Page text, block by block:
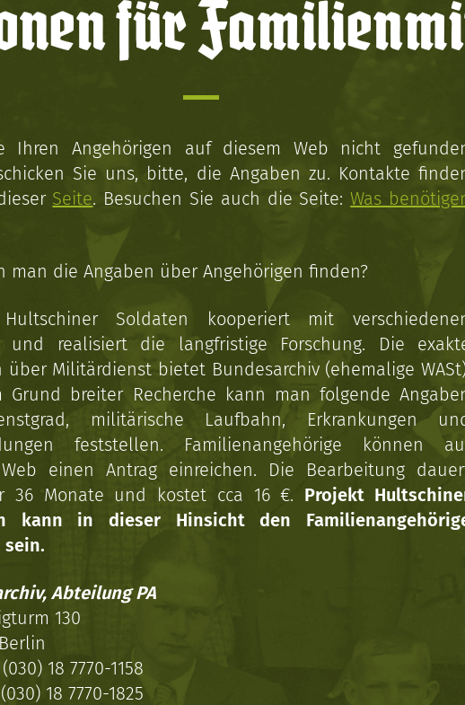
für
Ihren Angehörigen auf diesem Web nicht
Sie uns, bitte, die Angaben zu. Kontakte
Seite. Besuchen Sie auch die Seite:Was
man die Angaben über Angehörigen finden?
Soldaten kooperiert mit
und realisiert die langfristige Forschung. Die
über Militärdienst bietet Bundesarchiv (ehemalige
Grund breiter Recherche kann man folgende
militärische Laufbahn, Erkrankungen
feststellen. Familienangehörige können
einen Antrag einreichen. Die Bearbeitung
36 Monate und kostet cca 16 €. Projekt
kann in dieser Hinsicht den
Abteilung PA
130
18 7770-1158
18 7770-1825